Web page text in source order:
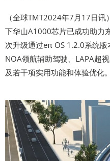
（全球TMT2024年7月17日
下华山A1000芯片已成功助力
次升级通过eπ OS 1.2.0系统
NOA领航辅助驾驶、LAPA超
及若干项实用功能和体验优化。